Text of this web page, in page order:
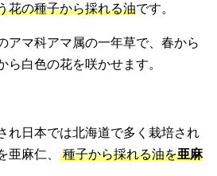
花の種子から採れる油です。
アマ科アマ属の一年草で、春から
ら白色の花を咲かせます。
れ日本では北海道で多く栽培され
亜麻仁、 種子から採れる油を亜麻